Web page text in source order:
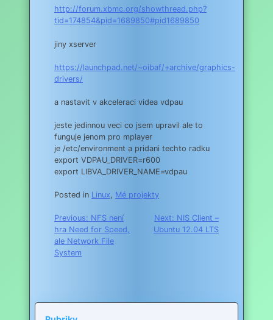
http://forum.xbmc.org/showthread.php?
tid=174854&pid=1689850#pid1689850
jiny xserver
https://launchpad.net/~oibaf/+archive/graphics-
drivers/
a nastavit v akceleraci videa vdpau
jeste jedinnou veci co jsem upravil ale to
funguje jenom pro mplayer
je /etc/environment a pridani techto radku
export VDPAU_DRIVER=r600
export LIBVA_DRIVER_NAME=vdpau
Posted in Linux, Mé projekty
Navigace
pro
příspěvek
Previous: NFS není
hra Need for Speed,
ale Network File
System
Next: NIS Client –
Ubuntu 12.04 LTS